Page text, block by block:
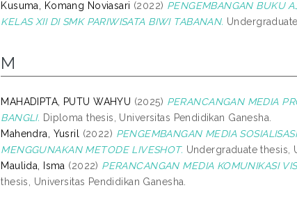
Kusuma, Komang Noviasari (2022) PENGEMBANGAN BUKU
KELAS XII DI SMK PARIWISATA BIWI TABANAN. Undergraduate
M
MAHADIPTA, PUTU WAHYU (2025) PERANCANGAN MEDIA
BANGLI. Diploma thesis, Universitas Pendidikan Ganesha.
Mahendra, Yusril (2022) PENGEMBANGAN MEDIA
MENGGUNAKAN METODE LIVESHOT. Undergraduate thesis,
Maulida, Isma (2022) PERANCANGAN MEDIA KOMUNIKASI
thesis, Universitas Pendidikan Ganesha.